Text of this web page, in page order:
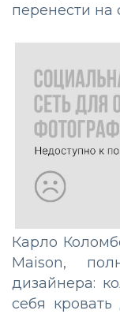
перенести
Карло
Maison,
дизайнера:
себя